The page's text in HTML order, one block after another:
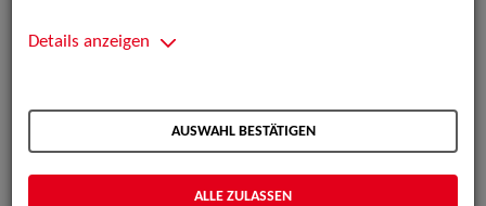
Details anzeigen
AUSWAHL BESTÄTIGEN
ALLE ZULASSEN